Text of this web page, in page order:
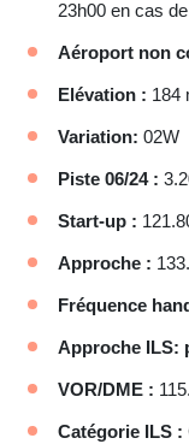
23h00 en cas
Aéroport non
Elévation : 184
Variation:
Piste 06/24 :
Start-up :
Approche :
Fréquence
Approche ILS:
VOR/DME :
Catégorie ILS :